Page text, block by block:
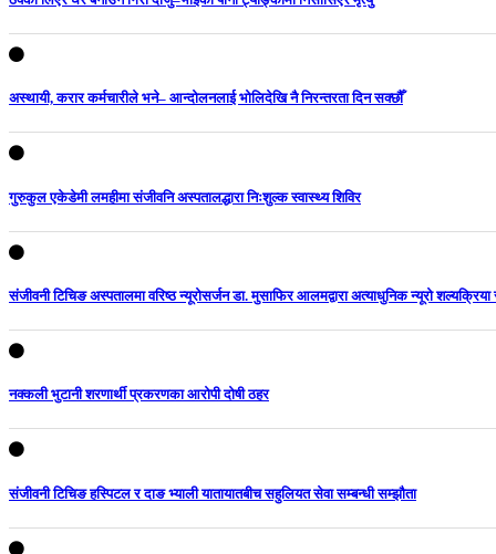
अस्थायी, करार कर्मचारीले भने– आन्दोलनलाई भोलिदेखि नै निरन्तरता दिन सक्छौँ
गुरुकुल एकेडेमी लमहीमा संजीवनि अस्पतालद्धारा निःशुल्क स्वास्थ्य शिविर
संजीवनी टिचिङ अस्पतालमा वरिष्ठ न्यूरोसर्जन डा. मुसाफिर आलमद्वारा अत्याधुनिक न्यूरो
नक्कली भुटानी शरणार्थी प्रकरणका आरोपी दोषी ठहर
संजीवनी टिचिङ हस्पिटल र दाङ भ्याली यातायातबीच सहुलियत सेवा सम्बन्धी सम्झौता